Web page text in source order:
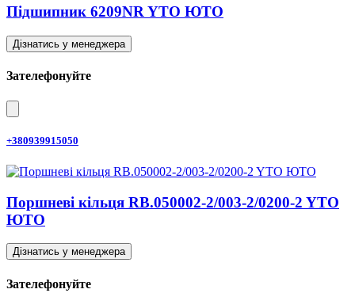
Підшипник 6209NR YTO ЮТО
Дізнатись у менеджера
Зателефонуйте
+380939915050
Поршневі кільця RB.050002-2/003-2/0200-2 YTO
ЮТО
Дізнатись у менеджера
Зателефонуйте